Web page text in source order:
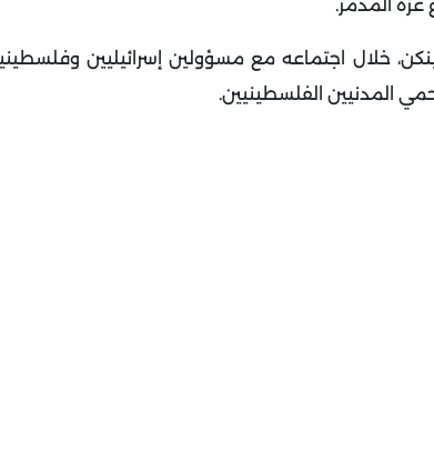
المدمر.
خلال اجتماعه مع مسؤولين إسرائيليين
المدنيين الفلسطينيين.